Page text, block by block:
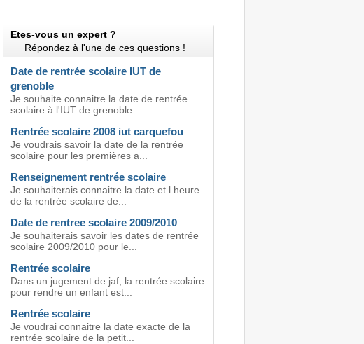
Etes-vous un expert ?
Répondez à l'une de ces questions !
Date de rentrée scolaire IUT de
grenoble
Je souhaite connaitre la date de rentrée
scolaire à l'IUT de grenoble...
Rentrée scolaire 2008 iut carquefou
Je voudrais savoir la date de la rentrée
scolaire pour les premières a...
Renseignement rentrée scolaire
Je souhaiterais connaitre la date et l heure
de la rentrée scolaire de...
Date de rentree scolaire 2009/2010
Je souhaiterais savoir les dates de rentrée
scolaire 2009/2010 pour le...
Rentrée scolaire
Dans un jugement de jaf, la rentrée scolaire
pour rendre un enfant est...
Rentrée scolaire
Je voudrai connaitre la date exacte de la
rentrée scolaire de la petit...